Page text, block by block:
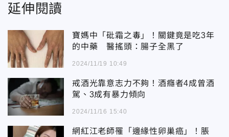
延伸閱讀
寶媽中「砒霜之毒」！關鍵竟是吃3年
的中藥 醫搖頭：腸子全黑了
2024/11/19 10:49
戒酒光靠意志力不夠！酒癮者4成曾酒
駕、3成有暴力傾向
2024/11/16 15:40
網紅江老師罹「邊緣性卵巢癌」！脹